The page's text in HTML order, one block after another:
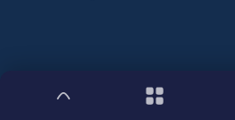
البيت من خآطرنـآ ..